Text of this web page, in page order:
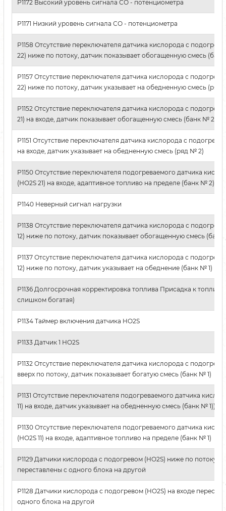
P1172 Высокий уровень сигнала СО - потенциометра
P1171 Низкий уровень сигнала СО - потенциометра
P1158 Отсутствие переключателя датчика кислорода с
22) ниже по потоку, датчик показывает обогащенную смесь
P1157 Отсутствие переключателя датчика кислорода с
22) ниже по потоку, датчик указывает на обедненную смесь (ряд
P1152 Отсутствие переключателя датчика кислорода с
21) на входе, датчик показывает обогащенную смесь (банк № 2)
P1151 Отсутствие переключателя датчика кислорода с
на входе, датчик указывает на обедненную смесь (ряд № 2)
P1150 Отсутствие переключателя подогреваемого датчика
(HO2S 21) на входе, адаптивное топливо на пределе (банк № 2)
P1140 Неверный сигнал нагрузки
P1138 Отсутствие переключателя датчика кислорода с
12) ниже по потоку, датчик показывает обогащенную смесь (банк
P1137 Отсутствие переключателя датчика кислорода с
12) ниже по потоку, датчик указывает на обеднение (банк № 1)
P1136 Долгосрочная корректировка топлива Присадка к топливу
слишком богатая)
P1134 Таймер включения датчика HO2S
P1133 Датчик 1 HO2S
P1132 Отсутствие переключателя датчика кислорода с
вверх по потоку, датчик показывает богатую смесь (банк № 1)
P1131 Отсутствие переключателя подогреваемого датчика
11) на входе, датчик указывает на обедненную смесь (банк № 1))
P1130 Отсутствие переключателя подогреваемого датчика
(HO2S 11) на входе, адаптивное топливо на пределе (банк № 1)
P1129 Датчики кислорода с подогревом (HO2S) ниже по потоку
переставлены с одного блока на другой
P1128 Датчики кислорода с подогревом (HO2S) на входе
одного блока на другой